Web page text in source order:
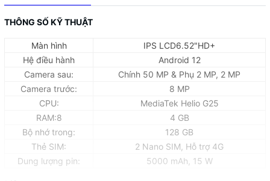
THÔNG SỐ KỸ THUẬT
Màn hình
IPS LCD6.52"HD+
Hệ điều hành
Android 12
Camera sau:
Chính 50 MP & Phụ 2 MP, 2 MP
Camera trước:
8 MP
CPU:
MediaTek Helio G25
RAM:8
4 GB
Bộ nhớ trong:
128 GB
Thẻ SIM:
2 Nano SIM, Hỗ trợ 4G
Dung lượng pin:
5000 mAh, 15 W